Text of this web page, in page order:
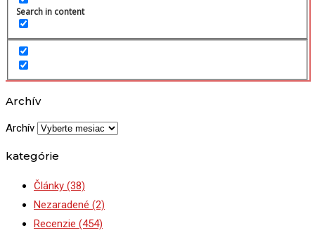
Search in content
Archív
Archív
kategórie
Články (38)
Nezaradené (2)
Recenzie (454)